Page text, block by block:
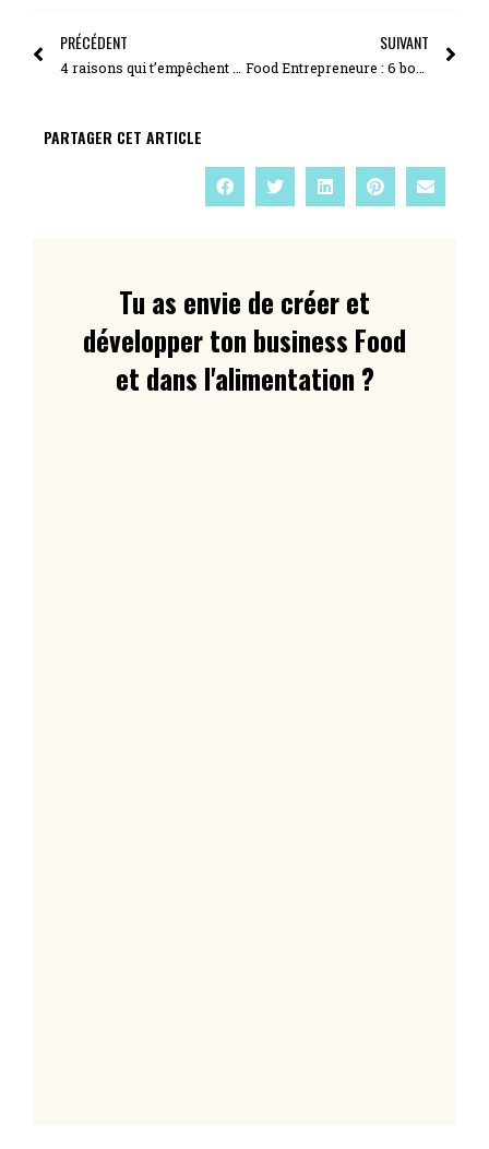
PRÉCÉDENT SUIVANT
PARTAGER CET ARTICLE
Tu as envie de créer et
développer ton business Food
et dans l'alimentation ?